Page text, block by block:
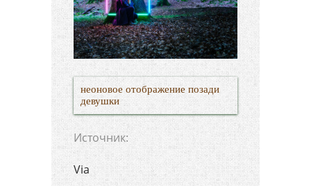
неоновое отображение позади
девушки
Источник:
Via